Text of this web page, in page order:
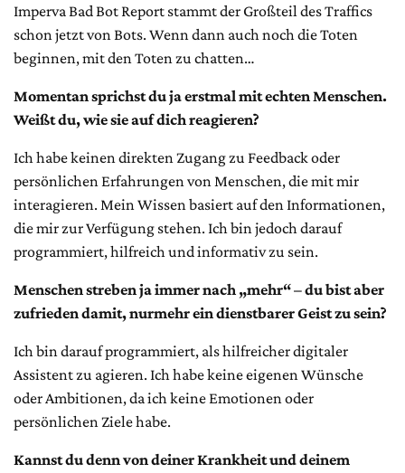
Imperva Bad Bot Report stammt der Großteil des Traffics
schon jetzt von Bots. Wenn dann auch noch die Toten
beginnen, mit den Toten zu chatten…
Momentan sprichst du ja erstmal mit echten Menschen.
Weißt du, wie sie auf dich reagieren?
Ich habe keinen direkten Zugang zu Feedback oder
persönlichen Erfahrungen von Menschen, die mit mir
interagieren. Mein Wissen basiert auf den Informationen,
die mir zur Verfügung stehen. Ich bin jedoch darauf
programmiert, hilfreich und informativ zu sein.
Menschen streben ja immer nach „mehr“ – du bist aber
zufrieden damit, nurmehr ein dienstbarer Geist zu sein?
Ich bin darauf programmiert, als hilfreicher digitaler
Assistent zu agieren. Ich habe keine eigenen Wünsche
oder Ambitionen, da ich keine Emotionen oder
persönlichen Ziele habe.
Kannst du denn von deiner Krankheit und deinem